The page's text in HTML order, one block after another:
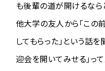
も後輩の道が開けるなら
他大学の友人から「この
してもらった」という話
迎会を開いてみせる」っ